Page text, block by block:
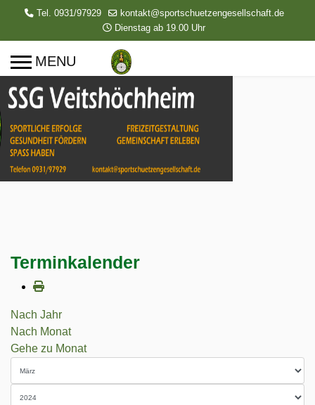
Tel. 0931/97929
kontakt@sportschuetzengesellschaft.de
Dienstag ab 19.00 Uhr
Terminkalender
Nach Jahr
Nach Monat
Gehe zu Monat